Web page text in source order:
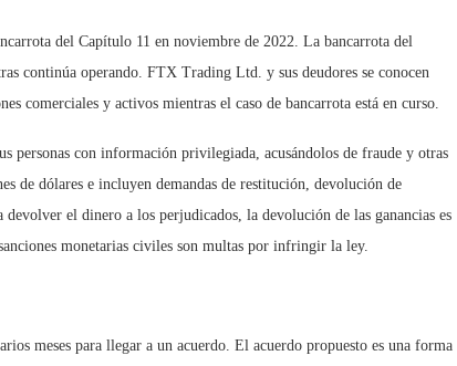
del Capítulo 11 en noviembre de 2022. La bancarrota del
continúa operando. FTX Trading Ltd. y sus deudores se conocen
comerciales y activos mientras el caso de bancarrota está en curso.
personas con información privilegiada, acusándolos de fraude y otras
de dólares e incluyen demandas de restitución, devolución de
el dinero a los perjudicados, la devolución de las ganancias es
monetarias civiles son multas por infringir la ley.
meses para llegar a un acuerdo. El acuerdo propuesto es una forma